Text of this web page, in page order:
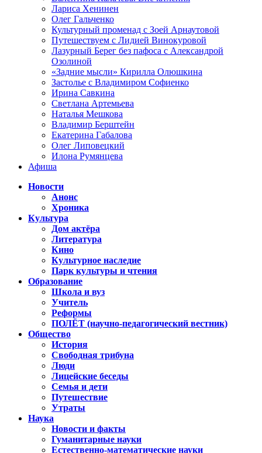
Лариса Хенинен
Олег Гальченко
Культурный променад с Зоей Арнаутовой
Путешествуем с Лидией Винокуровой
Лазурный Берег без пафоса с Александрой
Озолиной
«Задние мысли» Кирилла Олюшкина
Застолье с Владимиром Софиенко
Ирина Савкина
Светлана Артемьева
Наталья Мешкова
Владимир Берштейн
Екатерина Габалова
Олег Липовецкий
Илона Румянцева
Афиша
Новости
Анонс
Хроника
Культура
Дом актёра
Литература
Кино
Культурное наследие
Парк культуры и чтения
Образование
Школа и вуз
Учитель
Реформы
ПОЛЁТ (научно-педагогический вестник)
Общество
История
Свободная трибуна
Люди
Лицейские беседы
Семья и дети
Путешествие
Утраты
Наука
Новости и факты
Гуманитарные науки
Естественно-математические науки